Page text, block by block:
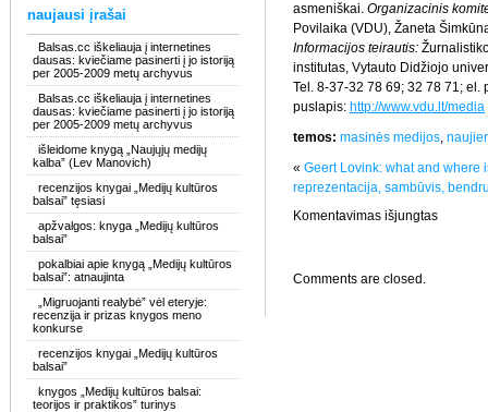
naujausi įrašai
Balsas.cc iškeliauja į internetines
dausas: kviečiame pasinerti į jo istoriją
per 2005-2009 metų archyvus
Balsas.cc iškeliauja į internetines
dausas: kviečiame pasinerti į jo istoriją
per 2005-2009 metų archyvus
išleidome knygą „Naujųjų medijų
kalba” (Lev Manovich)
recenzijos knygai „Medijų kultūros
balsai” tęsiasi
apžvalgos: knyga „Medijų kultūros
balsai”
pokalbiai apie knygą „Medijų kultūros
balsai”: atnaujinta
„Migruojanti realybė” vėl eteryje:
recenzija ir prizas knygos meno
konkurse
recenzijos knygai „Medijų kultūros
balsai”
knygos „Medijų kultūros balsai:
teorijos ir praktikos” turinys
asmeniškai. Organizacinis
Povilaika (VDU), Žaneta
Informacijos teirautis:
institutas, Vytauto Didžiojo
Tel. 8-37-32 78 69; 32 78 71; el.
puslapis: http://www.vdu.lt/media
temos: masinės medijos,
« Geert Lovink: what and where
reprezentacija, sambūvis,
Komentavimas išjungtasįraše
Comments are closed.